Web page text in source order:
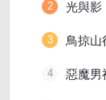
2 光與影
3 鳥掠山
4